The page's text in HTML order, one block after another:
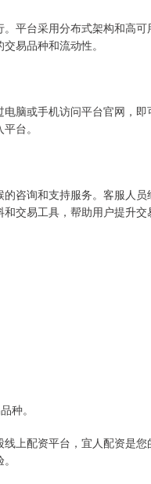
平台采用分布式架构和高可
易品种和流动性。
脑或手机访问平台官网，
台。
咨询和支持服务。客服人
交易工具，帮助用户提升交
种。
上配资平台，宜人配资是